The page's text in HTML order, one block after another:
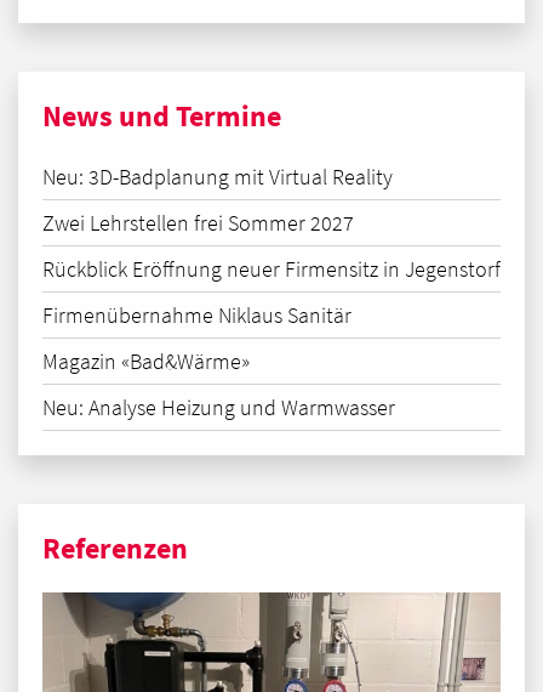
News und Termine
Neu: 3D-Badplanung mit Virtual Reality
Zwei Lehrstellen frei Sommer 2027
Rückblick Eröffnung neuer Firmensitz in Jegenstorf
Firmenübernahme Niklaus Sanitär
Magazin «Bad&Wärme»
Neu: Analyse Heizung und Warmwasser
Referenzen